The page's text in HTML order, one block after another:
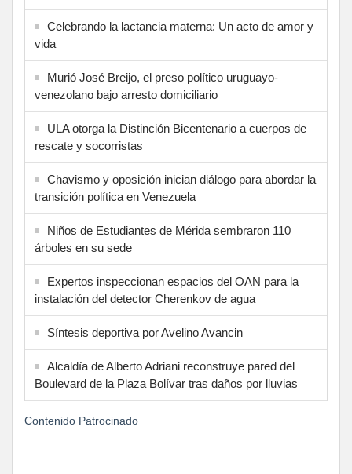
Celebrando la lactancia materna: Un acto de amor y
vida
Murió José Breijo, el preso político uruguayo-
venezolano bajo arresto domiciliario
ULA otorga la Distinción Bicentenario a cuerpos de
rescate y socorristas
Chavismo y oposición inician diálogo para abordar la
transición política en Venezuela
Niños de Estudiantes de Mérida sembraron 110
árboles en su sede
Expertos inspeccionan espacios del OAN para la
instalación del detector Cherenkov de agua
Síntesis deportiva por Avelino Avancin
Alcaldía de Alberto Adriani reconstruye pared del
Boulevard de la Plaza Bolívar tras daños por lluvias
Contenido Patrocinado